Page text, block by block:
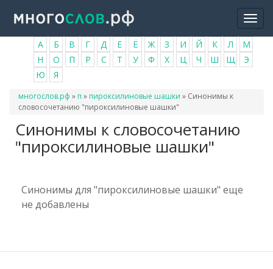
основному
содержанию
А Б В Г Д Е Ё Ж З И Й К Л
М
Н
О П Р С Т У Ф Х Ц Ч Ш Щ
Э
Ю
Я
Вы
здесь
многослов.рф » п » пироксилиновые шашки » Синонимы к
словосочетанию "пироксилиновые шашки"
Синонимы к словосочетанию
"пироксилиновые шашки"
Синонимы для "пироксилиновые шашки" еще
не добавлены